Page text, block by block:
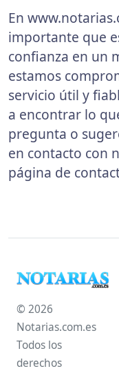
En
importante que
confianza en un
estamos
servicio útil y
a encontrar lo
pregunta o
en contacto con
página de
© 2026
Notarias.com.es
Todos los
derechos